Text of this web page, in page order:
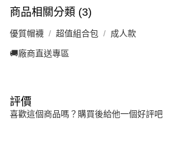
商品相關分類 (3)
優質帽襪 超值組合包 成人款
🚚廠商直送專區
評價
喜歡這個商品嗎？購買後給他一個好評吧